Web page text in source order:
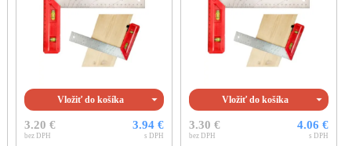
Vložiť do košíka
3.20 €
bez DPH
3.94 €
s DPH
Vložiť do košíka
3.30 €
bez DPH
4.06 €
s DPH